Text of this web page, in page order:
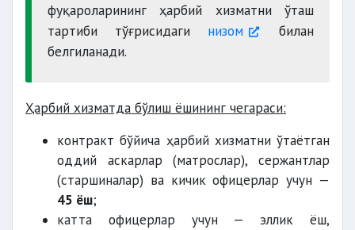
фуқароларининг ҳарбий хизматни ўташ
тартиби тўғрисидаги низом
билан
белгиланади.
Ҳарбий хизматда бўлиш ёшининг чегараси:
контракт бўйича ҳарбий хизматни ўтаётган
оддий аскарлар (матрослар), сержантлар
(старшиналар) ва кичик офицерлар учун —
45 ёш;
катта офицерлар учун — эллик ёш,